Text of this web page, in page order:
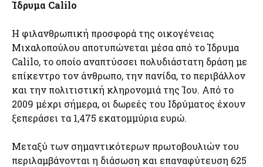
Ίδρυμα Calilo
Η φιλανθρωπική προσφορά της οικογένειας
Μιχαλοπούλου αποτυπώνεται μέσα από το Ίδρυμα
Calilo, το οποίο αναπτύσσει πολυδιάστατη δράση με
επίκεντρο τον άνθρωπο, την πανίδα, το περιβάλλον
και την πολιτιστική κληρονομιά της Ίου. Από το
2009 μέχρι σήμερα, οι δωρεές του Ιδρύματος έχουν
ξεπεράσει τα 1,475 εκατομμύρια ευρώ.
Μεταξύ των σημαντικότερων πρωτοβουλιών του
περιλαμβάνονται η διάσωση και επαναφύτευση 625